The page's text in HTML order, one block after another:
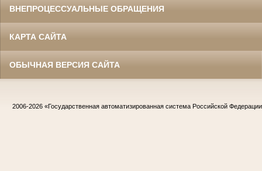
ВНЕПРОЦЕССУАЛЬНЫЕ ОБРАЩЕНИЯ
КАРТА САЙТА
ОБЫЧНАЯ ВЕРСИЯ САЙТА
2006-2026 «Государственная автоматизированная система Российской